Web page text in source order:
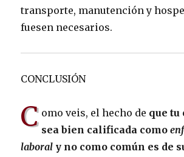
transporte, manutención y
fuesen necesarios.
CONCLUSIÓN
C omo veis, el hecho de que tu
sea bien calificada como
laboral y no como común es de